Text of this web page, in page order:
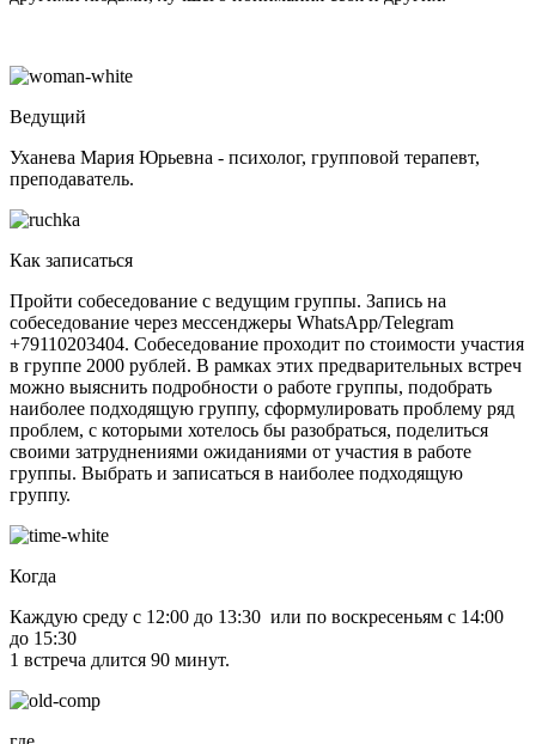
Ведущий
Уханева Мария Юрьевна - психолог, групповой терапевт,
преподаватель.
Как записаться
Пройти собеседование с ведущим группы. Запись на
собеседование через мессенджеры WhatsApp/Telegram
+79110203404. Собеседование проходит по стоимости участия
в группе 2000 рублей. В рамках этих предварительных встреч
можно выяснить подробности о работе группы, подобрать
наиболее подходящую группу, сформулировать проблему ряд
проблем, с которыми хотелось бы разобраться, поделиться
своими затруднениями ожиданиями от участия в работе
группы. Выбрать и записаться в наиболее подходящую
группу.
Когда
Каждую среду с 12:00 до 13:30 или по воскресеньям с 14:00
до 15:30
1 встреча длится 90 минут.